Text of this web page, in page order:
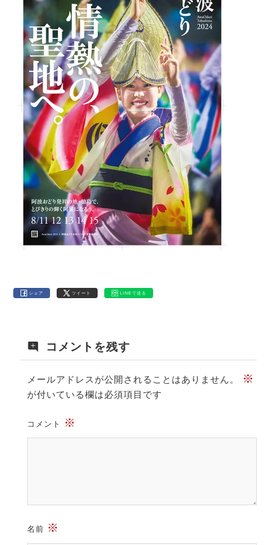
シェア ツイート LINEで送る
コメントを残す
メールアドレスが公開されることはありません。 ※
が付いている欄は必須項目です
コメント ※
名前 ※